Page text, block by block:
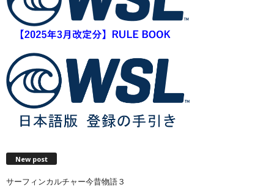
New post
サーフィンカルチャー今昔物語３